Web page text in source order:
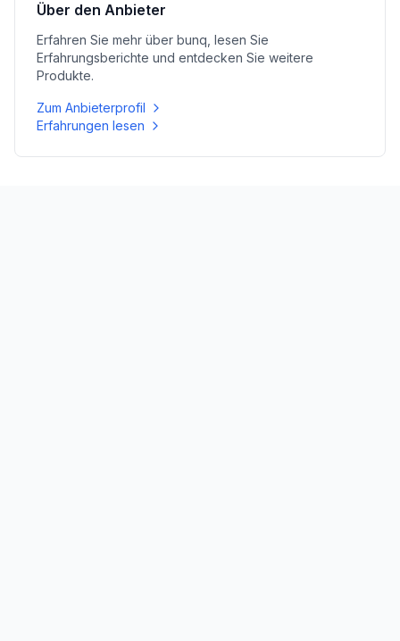
Über den Anbieter
Erfahren Sie mehr über bunq , lesen Sie
Erfahrungsberichte und entdecken Sie weitere
Produkte.
Zum Anbieterprofil
Erfahrungen lesen